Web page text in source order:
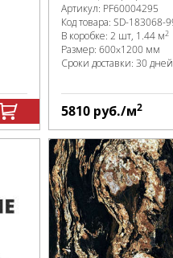
Артикул: PF60004295
Код товара: SD-183068-
В коробке: 2 шт, 1.44 м2
Размер: 600x1200 мм
Сроки доставки: 30 дней
5810 руб./м2